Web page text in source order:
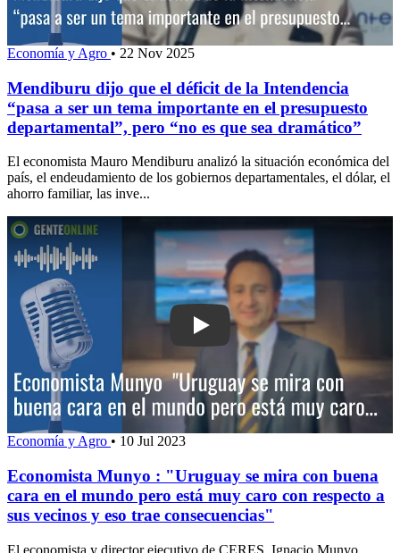
Economía y Agro • 22 Nov 2025
Mendiburu dijo que el déficit de la Intendencia
“pasa a ser un tema importante en el presupuesto
departamental”, pero “no es que sea dramático”
El economista Mauro Mendiburu analizó la situación económica del
país, el endeudamiento de los gobiernos departamentales, el dólar, el
ahorro familiar, las inve...
Play: Economista Munyo : "Uruguay
Economía y Agro • 10 Jul 2023
Economista Munyo : "Uruguay se mira con buena
cara en el mundo pero está muy caro con respecto a
sus vecinos y eso trae consecuencias"
El economista y director ejecutivo de CERES, Ignacio Munyo,